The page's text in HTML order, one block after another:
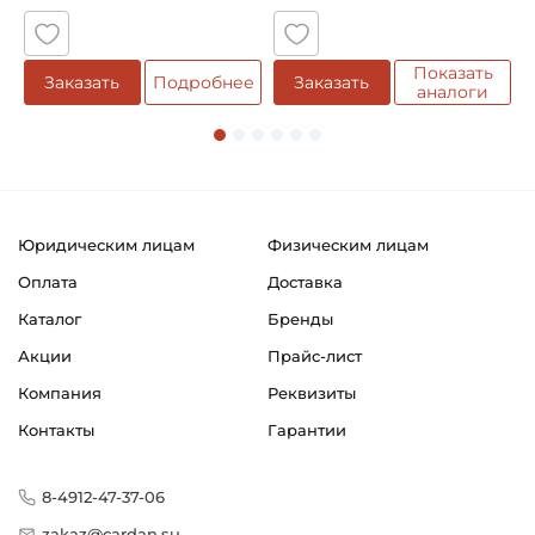
Заказать Подробнее Заказать
Показать
аналоги
Юридическим лицам
Физическим лицам
Оплата
Доставка
Каталог
Бренды
Акции
Прайс-лист
Компания
Реквизиты
Контакты
Гарантии
8-4912-47-37-06